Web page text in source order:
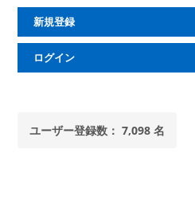
新規登録
ログイン
ユーザー登録数： 7,098 名